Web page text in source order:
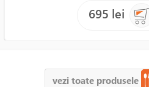
695 lei
vezi toate produsele